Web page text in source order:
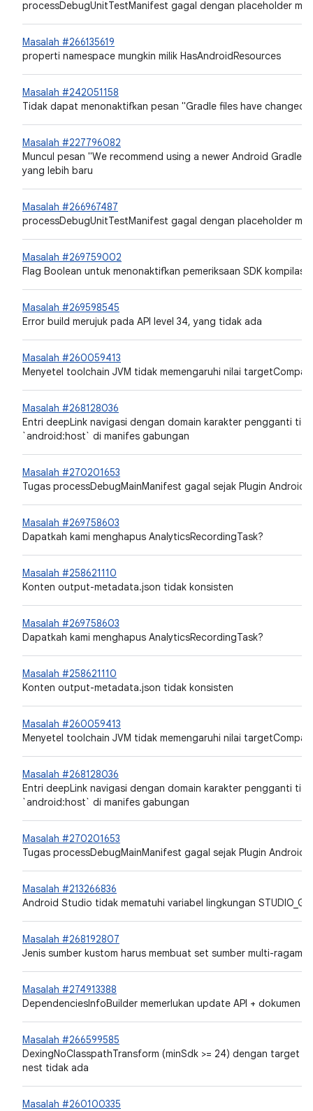
processDebugUnitTestManifest gagal dengan placeholder
Masalah #266135619
properti namespace mungkin milik HasAndroidResources
Masalah #242051158
Tidak dapat menonaktifkan pesan "Gradle files have
Masalah #227796082
Muncul pesan "We recommend using a newer Android Gradle
yang lebih baru
Masalah #266967487
processDebugUnitTestManifest gagal dengan placeholder
Masalah #269759002
Flag Boolean untuk menonaktifkan pemeriksaan SDK kompilasi
Masalah #269598545
Error build merujuk pada API level 34, yang tidak ada
Masalah #260059413
Menyetel toolchain JVM tidak memengaruhi nilai
Masalah #268128036
Entri deepLink navigasi dengan domain karakter pengganti
`android:host` di manifes gabungan
Masalah #270201653
Tugas processDebugMainManifest gagal sejak Plugin Android
Masalah #269758603
Dapatkah kami menghapus AnalyticsRecordingTask?
Masalah #258621110
Konten output-metadata.json tidak konsisten
Masalah #269758603
Dapatkah kami menghapus AnalyticsRecordingTask?
Masalah #258621110
Konten output-metadata.json tidak konsisten
Masalah #260059413
Menyetel toolchain JVM tidak memengaruhi nilai
Masalah #268128036
Entri deepLink navigasi dengan domain karakter pengganti
`android:host` di manifes gabungan
Masalah #270201653
Tugas processDebugMainManifest gagal sejak Plugin Android
Masalah #213266836
Android Studio tidak mematuhi variabel lingkungan
Masalah #268192807
Jenis sumber kustom harus membuat set sumber multi-ragam
Masalah #274913388
DependenciesInfoBuilder memerlukan update API + dokumen
Masalah #266599585
DexingNoClasspathTransform (minSdk >= 24) dengan target
nest tidak ada
Masalah #260100335